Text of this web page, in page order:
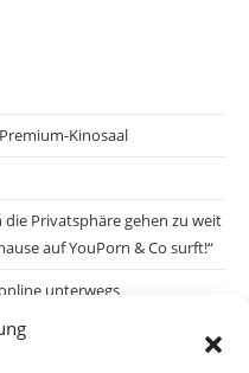
Kinosaal
die Privatsphäre gehen zu weit
auf YouPorn & Co surft!“
unterwegs
nach einem Anschlag wäre